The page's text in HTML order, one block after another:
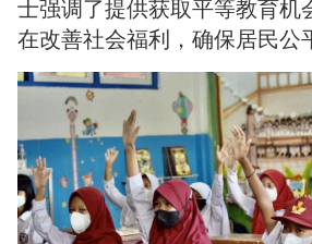
士强调了提供获取平等教育机
在改善社会福利，确保居民公